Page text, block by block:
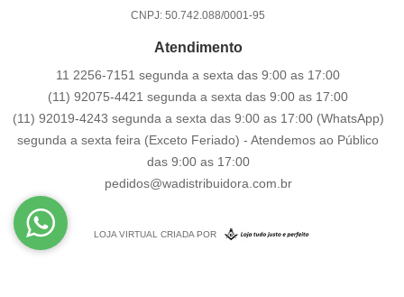
CNPJ: 50.742.088/0001-95
Atendimento
11 2256-7151 segunda a sexta das 9:00 as 17:00
(11) 92075-4421 segunda a sexta das 9:00 as 17:00
(11) 92019-4243 segunda a sexta das 9:00 as 17:00 (WhatsApp)
segunda a sexta feira (Exceto Feriado) - Atendemos ao Público
das 9:00 as 17:00
pedidos@wadistribuidora.com.br
LOJA VIRTUAL CRIADA POR